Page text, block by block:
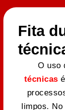
Fita
O uso
técnicas
limpos. No